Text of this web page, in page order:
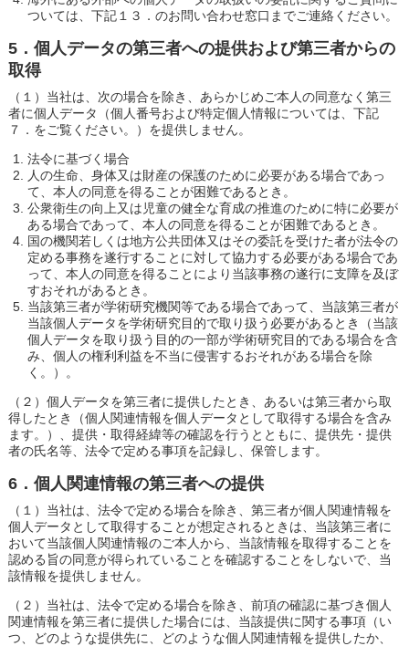
ついては、下記１３．のお問い合わせ窓口までご連絡ください。
5．個人データの第三者への提供および第三者からの
取得
（１）当社は、次の場合を除き、あらかじめご本人の同意なく第三
者に個人データ（個人番号および特定個人情報については、下記
７．をご覧ください。）を提供しません。
法令に基づく場合
人の生命、身体又は財産の保護のために必要がある場合であっ
て、本人の同意を得ることが困難であるとき。
公衆衛生の向上又は児童の健全な育成の推進のために特に必要が
ある場合であって、本人の同意を得ることが困難であるとき。
国の機関若しくは地方公共団体又はその委託を受けた者が法令の
定める事務を遂行することに対して協力する必要がある場合であ
って、本人の同意を得ることにより当該事務の遂行に支障を及ぼ
すおそれがあるとき。
当該第三者が学術研究機関等である場合であって、当該第三者が
当該個人データを学術研究目的で取り扱う必要があるとき（当該
個人データを取り扱う目的の一部が学術研究目的である場合を含
み、個人の権利利益を不当に侵害するおそれがある場合を除
く。）。
（２）個人データを第三者に提供したとき、あるいは第三者から取
得したとき（個人関連情報を個人データとして取得する場合を含み
ます。）、提供・取得経緯等の確認を行うとともに、提供先・提供
者の氏名等、法令で定める事項を記録し、保管します。
6．個人関連情報の第三者への提供
（１）当社は、法令で定める場合を除き、第三者が個人関連情報を
個人データとして取得することが想定されるときは、当該第三者に
おいて当該個人関連情報のご本人から、当該情報を取得することを
認める旨の同意が得られていることを確認することをしないで、当
該情報を提供しません。
（２）当社は、法令で定める場合を除き、前項の確認に基づき個人
関連情報を第三者に提供した場合には、当該提供に関する事項（い
つ、どのような提供先に、どのような個人関連情報を提供したか、